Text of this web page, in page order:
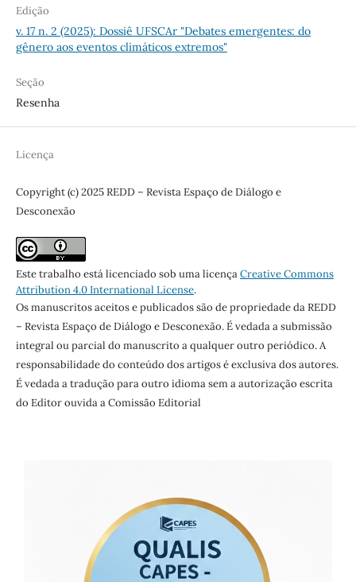
Edição
v. 17 n. 2 (2025): Dossiê UFSCAr "Debates emergentes: do
gênero aos eventos climáticos extremos"
Seção
Resenha
Licença
Copyright (c) 2025 REDD – Revista Espaço de Diálogo e
Desconexão
Este trabalho está licenciado sob uma licençaCreative Commons
Attribution 4.0 International License.
Os manuscritos aceitos e publicados são de propriedade da REDD
– Revista Espaço de Diálogo e Desconexão. É vedada a submissão
integral ou parcial do manuscrito a qualquer outro periódico. A
responsabilidade do conteúdo dos artigos é exclusiva dos autores.
É vedada a tradução para outro idioma sem a autorização escrita
do Editor ouvida a Comissão Editorial